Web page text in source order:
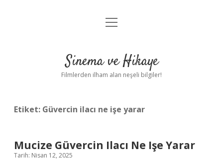
Gizlilik Politikası
Yasal Uyarı
menüyü
Sinema ve Hikaye
Filmlerden ilham alan neşeli bilgiler!
Etiket: Güvercin ilacı ne işe yarar
Mucize Güvercin Ilacı Ne Işe Yarar
Tarih: Nisan 12, 2025